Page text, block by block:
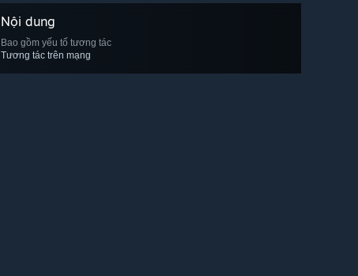
Nội dung
Bao gồm yếu tố tương tác
Tương tác trên mạng